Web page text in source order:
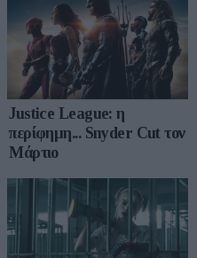
Justice League: η
περίφημη... Snyder Cut τον
Μάρτιο